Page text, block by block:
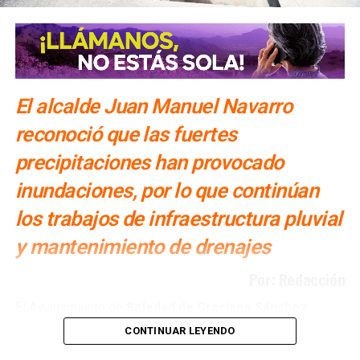
ARTÍCULOS RELACIONADOS: FGESLP
PDI
VILLA DE ZARAGOZA.
Ejecutado en la UPA
NO TE PIERDAS
Con denuncias fabricadas, Xavier Nava esconde su
ineptitud: Leonor Noyola
El alcalde Juan Manuel Navarro
reconoció que las fuertes
precipitaciones han provocado
inundaciones, por lo que continúan
los trabajos de infraestructura pluvial
y mantenimiento de drenajes
drenaje pluvial y reparación de
infraestructura sanitaria en distintos puntos del
CONTINUAR LEYENDO